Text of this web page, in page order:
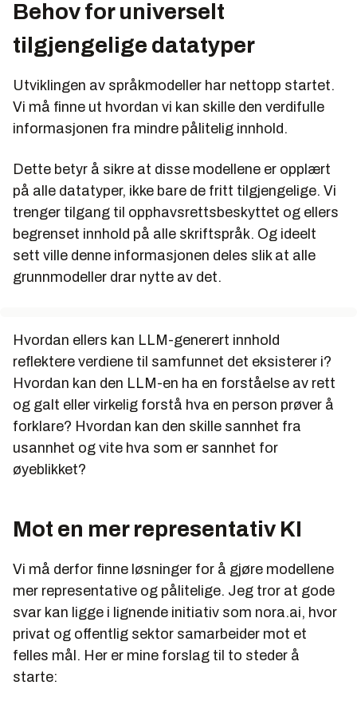
Behov for universelt
tilgjengelige datatyper
Utviklingen av språkmodeller har nettopp startet.
Vi må finne ut hvordan vi kan skille den verdifulle
informasjonen fra mindre pålitelig innhold.
Dette betyr å sikre at disse modellene er opplært
på alle datatyper, ikke bare de fritt tilgjengelige. Vi
trenger tilgang til opphavsrettsbeskyttet og ellers
begrenset innhold på alle skriftspråk. Og ideelt
sett ville denne informasjonen deles slik at alle
grunnmodeller drar nytte av det.
Hvordan ellers kan LLM-generert innhold
reflektere verdiene til samfunnet det eksisterer i?
Hvordan kan den LLM-en ha en forståelse av rett
og galt eller virkelig forstå hva en person prøver å
forklare? Hvordan kan den skille sannhet fra
usannhet og vite hva som er sannhet for
øyeblikket?
Mot en mer representativ KI
Vi må derfor finne løsninger for å gjøre modellene
mer representative og pålitelige. Jeg tror at gode
svar kan ligge i lignende initiativ som nora.ai, hvor
privat og offentlig sektor samarbeider mot et
felles mål. Her er mine forslag til to steder å
starte: